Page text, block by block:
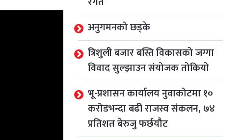
अनुगमनको छड्के
त्रिशुली बजार बस्ति विकासको जग्गा
विवाद सुल्झाउन संयोजक तोकियो
भू-प्रशासन कार्यालय नुवाकोटमा १०
करोडभन्दा बढी राजस्व संकलन, ७४
प्रतिशत बेरुजु फर्छयौट